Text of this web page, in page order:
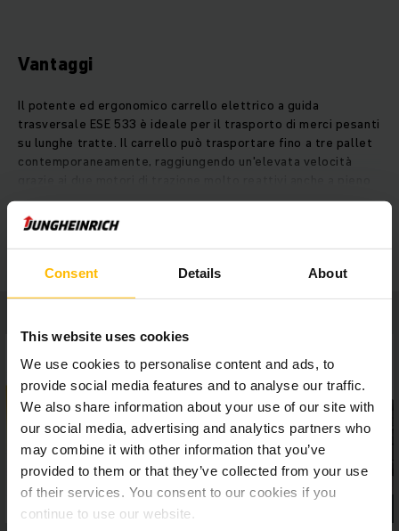
Consent Details About
This website uses cookies
We use cookies to personalise content and ads, to
provide social media features and to analyse our traffic.
We also share information about your use of our site with
our social media, advertising and analytics partners who
may combine it with other information that you’ve
provided to them or that they’ve collected from your use
of their services. You consent to our cookies if you
continue to use our website.
Vantaggi
Il potente ed ergonomico carrello elettrico a guida
trasversale ESE 533 è ideale per il trasporto di merci pesanti
su lunghe tratte. Il carrello può trasportare fino a tre pallet
contemporaneamente, raggiungendo un'elevata velocità
carico. Il nostro focus sull'ergonomia garantisce non solo un
elevato comfort per l'operatore, ma anche un fondamentale
contributo in termini di sicurezza. In questo modo la velocità
di marcia, il freno e il pulsante per l'arresto di emergenza
sono controllati da pedali facilmente raggiungibili. Lo sterzo
a 360° consente un cambio di direzione senza alcuno sforzo
sempre un'ottima visibilità. Batterie ad alte capacità ad
533 di essere sempre pronto all'uso. Gli impieghi gravosi e
prolungati non saranno più un limite.